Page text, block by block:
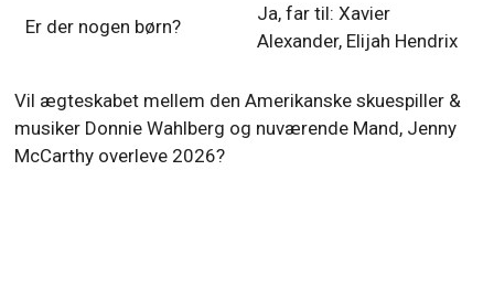
Er der nogen børn?
Ja, far til: Xavier
Alexander, Elijah Hendrix
Vil ægteskabet mellem den Amerikanske skuespiller &
musiker Donnie Wahlberg og nuværende Mand, Jenny
McCarthy overleve 2026?